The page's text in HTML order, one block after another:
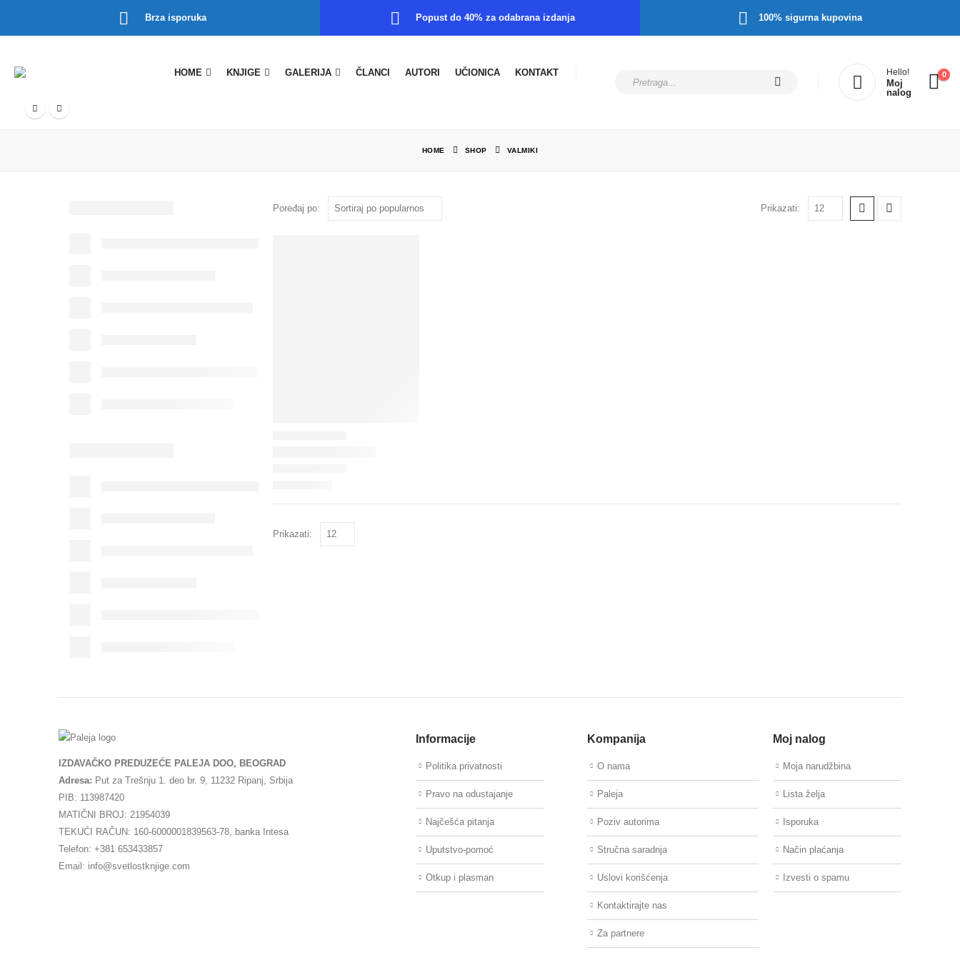
Brza isporuka Popust do 40% za odabrana izdanja 100% sigurna kupovina
HOME KNJIGE GALERIJA ČLANCI AUTORI UČIONICA KONTAKT Hello!
Moj
nalog
0
HOME SHOP VALMIKI
Poređaj po: Prikazati:
Prikazati:
IZDAVAČKO PREDUZEĆE PALEJA DOO, BEOGRAD
Adresa: Put za Trešnju 1. deo br. 9, 11232 Ripanj, Srbija
PIB: 113987420
MATIČNI BROJ: 21954039
TEKUĆI RAČUN: 160-6000001839563-78, banka Intesa
Telefon: +381 653433857
Email: info@svetlostknjige.com
Informacije
Politika privatnosti
Pravo na odustajanje
Najčešća pitanja
Uputstvo-pomoć
Otkup i plasman
Kompanija
O nama
Paleja
Poziv autorima
Stručna saradnja
Uslovi korišćenja
Kontaktirajte nas
Za partnere
Moj nalog
Moja narudžbina
Lista želja
Isporuka
Način plaćanja
Izvesti o spamu